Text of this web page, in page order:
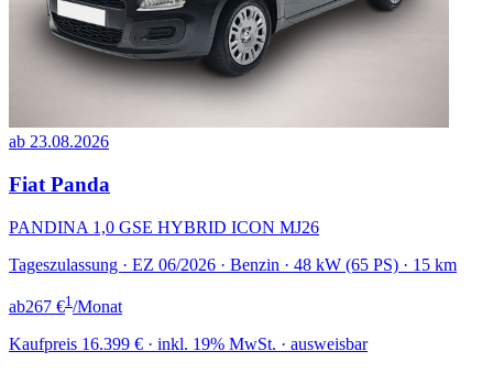
ab 23.08.2026
Fiat Panda
PANDINA 1,0 GSE HYBRID ICON MJ26
Tageszulassung · EZ 06/2026 · Benzin · 48 kW (65 PS) · 15 km
ab267 €1 /Monat
Kaufpreis 16.399 € · inkl. 19% MwSt. · ausweisbar